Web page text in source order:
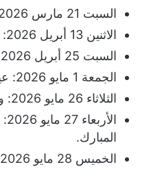
السبت 21 مارس 2026: إجازة عيد الفطر المبارك.
الاثنين 13 أبريل 2026: عيد شم النسيم.
السبت 25 أبريل 2026: عيد تحرير سيناء.
الجمعة 1 مايو 2026: عيد العمال.
الثلاثاء 26 مايو 2026: وقفة عرفات.
المبارك.
الخميس 28 مايو 2026: ثاني أيام عيد الأضحى.